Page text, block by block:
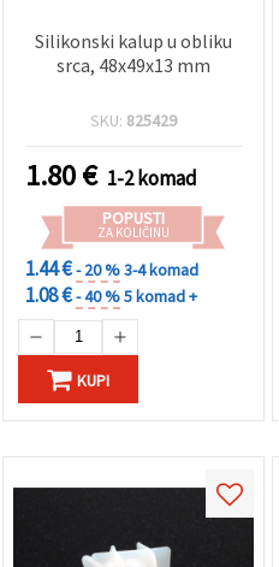
Silikonski kalup u obliku
srca, 48x49x13 mm
SKU: 825429
1.80€ 1-2 komad
POPUSTI
ZA KOLIČINU
1.44 €- 20 %3-4 komad
1.08 €- 40 %5 komad +
KUPI